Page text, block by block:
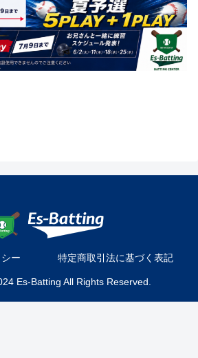
ー 特定商取引法に基づく表記
Es-Batting All Rights Reserved.